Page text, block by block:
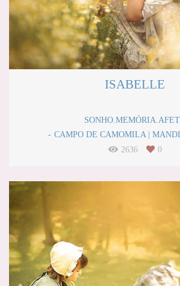
ISABELLE
CAMPO DE CAMOMILA |
2636
0